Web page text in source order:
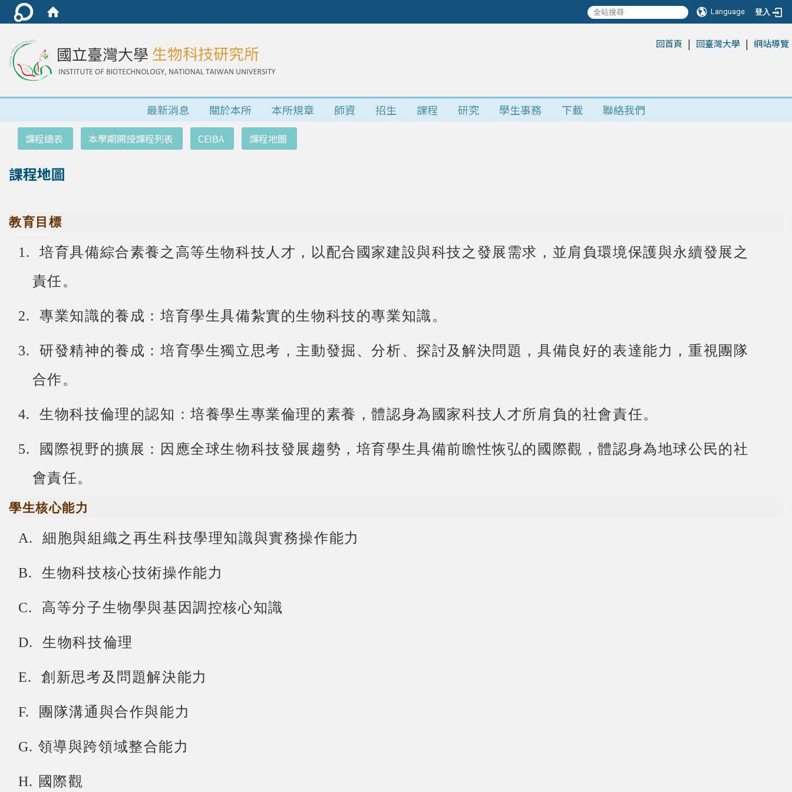
Language 登入
回首頁 | 回臺灣大學 | 網站導覽
最新消息 關於本所 本所規章 師資 招生 課程 研究 學生事務 下載 聯絡我們
課程總表 本學期開授課程列表 CEIBA 課程地圖
課程地圖
教育目標
1.
培育具備綜合素養之高等生物科技人才，以配合國家建設與科技之發展需求，並肩負環境保護與永續發展之
責任。
2. 專業知識的養成：培育學生具備紮實的生物科技的專業知識。
3.
研發精神的養成：培育學生獨立思考，主動發掘、分析、探討及解決問題，具備良好的表達能力，重視團隊
合作。
4. 生物科技倫理的認知：培養學生專業倫理的素養，體認身為國家科技人才所肩負的社會責任。
5.
國際視野的擴展：因應全球生物科技發展趨勢，培育學生具備前瞻性恢弘的國際觀，體認身為地球公民的社
會責任。
學生核心能力
A. 細胞與組織之再生科技學理知識與實務操作能力
B. 生物科技核心技術操作能力
C. 高等分子生物學與基因調控核心知識
D. 生物科技倫理
E. 創新思考及問題解決能力
F. 團隊溝通與合作與能力
G. 領導與跨領域整合能力
H. 國際觀